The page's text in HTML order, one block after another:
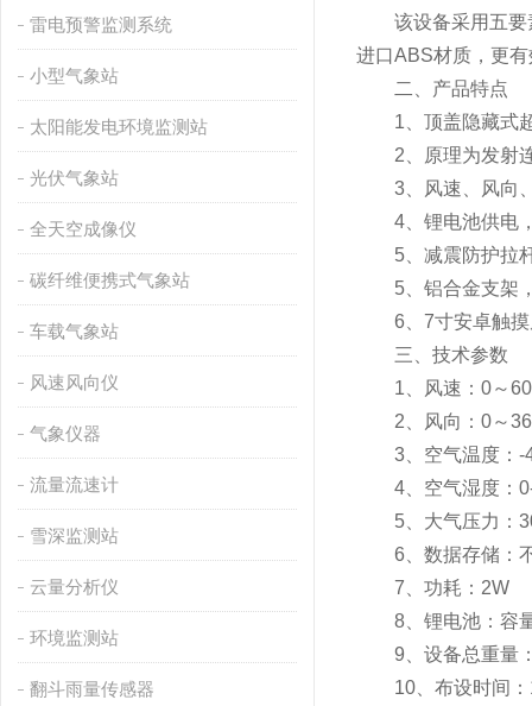
雷电预警监测系统
小型气象站
太阳能发电环境监测站
光伏气象站
全天空成像仪
碳纤维便携式气象站
车载气象站
风速风向仪
气象仪器
流量流速计
雪深监测站
云量分析仪
环境监测站
翻斗雨量传感器
该设备采用五要素
进口ABS材质，更
二、产品特点
1、顶盖隐藏式超
2、原理为发射连
3、风速、风向、
4、锂电池供电，
5、减震防护拉杆
5、铝合金支架
6、7寸安卓触摸
三、技术参数
1、风速：0～
2、风向：0～
3、空气温度：-
4、空气湿度：0-
5、大气压力：
6、数据存储：不
7、功耗：2W
8、锂电池：容量
9、设备总重量
10、布设时间：1